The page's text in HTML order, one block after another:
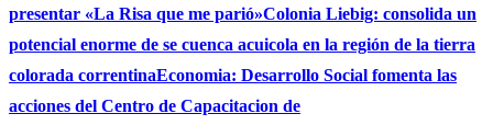
presentar «La Risa que me parió»Colonia Liebig: consolida un
potencial enorme de se cuenca acuicola en la región de la tierra
colorada correntinaEconomia: Desarrollo Social fomenta las
acciones del Centro de Capacitacion de